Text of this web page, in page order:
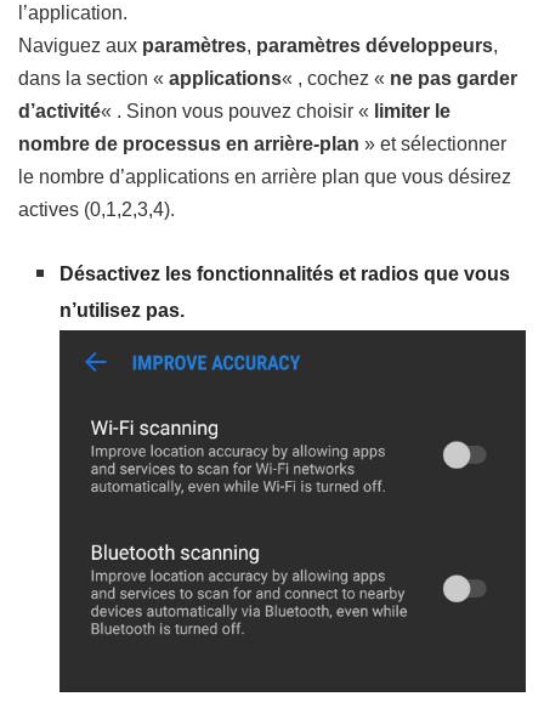
l’application.
Naviguez aux paramètres, paramètres développeurs,
dans la section « applications« , cochez « ne pas garder
d’activité« . Sinon vous pouvez choisir « limiter le
nombre de processus en arrière-plan » et sélectionner
le nombre d’applications en arrière plan que vous désirez
actives (0,1,2,3,4).
Désactivez lesfonctionnalités et radios que vous
n’utilisez pas.